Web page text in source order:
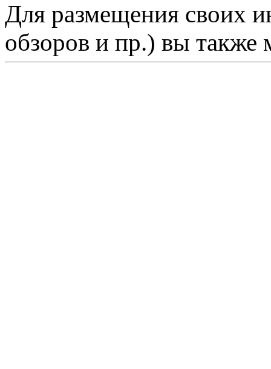
Для размещения своих
обзоров и пр.) вы также